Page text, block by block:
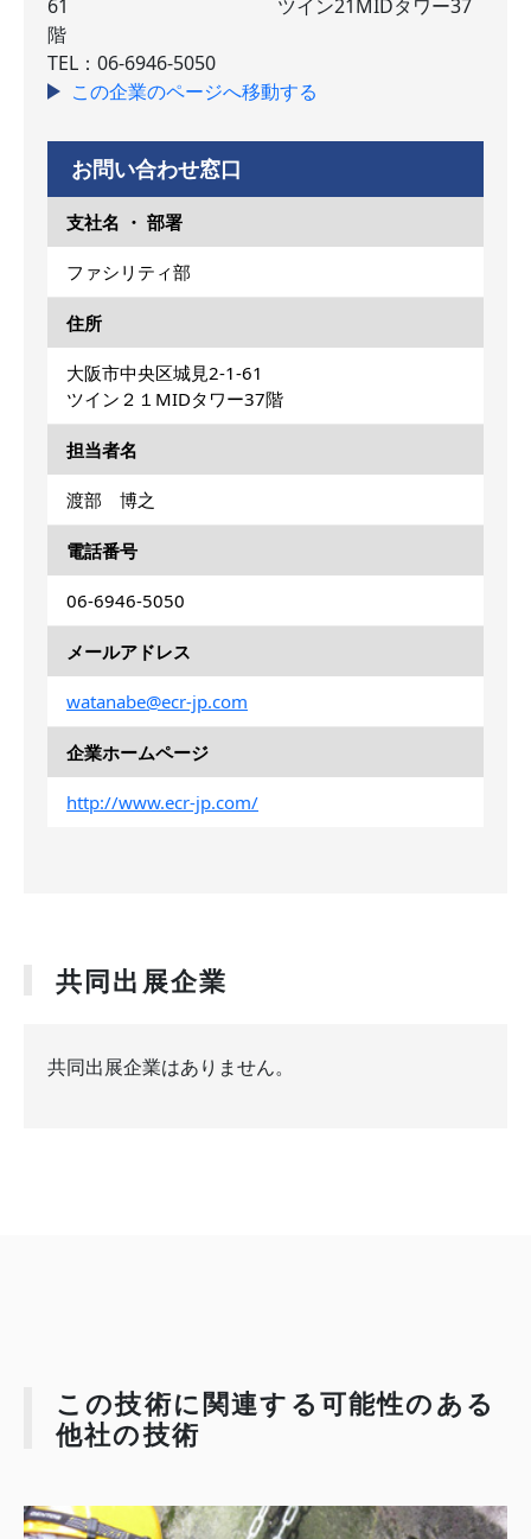
61 ツイン21MIDタワー37
階
TEL：06-6946-5050
この企業のページへ移動する
お問い合わせ窓口
支社名 ・ 部署
ファシリティ部
住所
大阪市中央区城見2-1-61
ツイン２１MIDタワー37階
担当者名
渡部 博之
電話番号
06-6946-5050
メールアドレス
watanabe@ecr-jp.com
企業ホームページ
http://www.ecr-jp.com/
共同出展企業
共同出展企業はありません。
この技術に関連する可能性のある
他社の技術